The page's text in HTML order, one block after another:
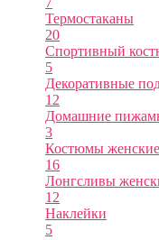
Термостаканы
20
Спортивный
5
Декоративные
12
Домашние
3
Костюмы
16
Лонгсливы
12
Наклейки
5